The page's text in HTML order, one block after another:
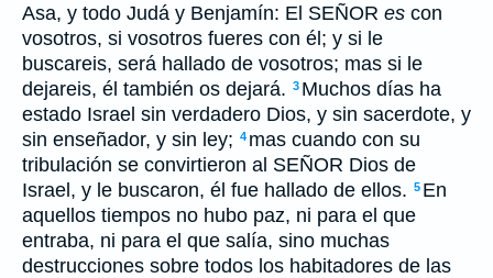
Asa, y todo Judá y Benjamín: El SEÑOR es con
vosotros, si vosotros fueres con él; y si le
buscareis, será hallado de vosotros; mas si le
dejareis, él también os dejará. 3 Muchos días ha
estado Israel sin verdadero Dios, y sin sacerdote, y
sin enseñador, y sin ley; 4 mas cuando con su
tribulación se convirtieron al SEÑOR Dios de
Israel, y le buscaron, él fue hallado de ellos. 5 En
aquellos tiempos no hubo paz, ni para el que
entraba, ni para el que salía, sino muchas
destrucciones sobre todos los habitadores de las